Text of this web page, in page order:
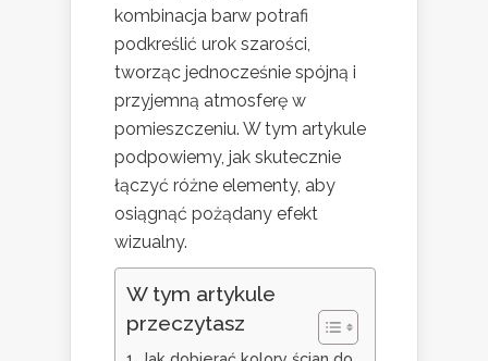
kombinacja barw potrafi
podkreślić urok szarości,
tworząc jednocześnie spójną i
przyjemną atmosferę w
pomieszczeniu. W tym artykule
podpowiemy, jak skutecznie
łączyć różne elementy, aby
osiągnąć pożądany efekt
wizualny.
W tym artykule
przeczytasz